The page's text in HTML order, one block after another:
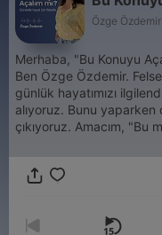
Özge Özdemir
Merhaba, "Bu Konuyu
Ben Özge Özdemir.
günlük hayatımızı
alıyoruz. Bunu
çıkıyoruz. Amacım, "Bu meseleye felsefi açıdan nasıl
yaklaşabiliriz?"
zaman zaman sizleri